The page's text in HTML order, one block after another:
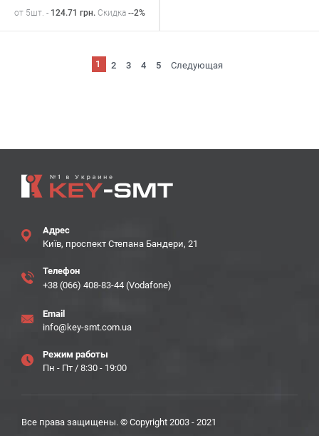
от 5шт. - 124.71 грн. Скидка --2%
1 2 3 4 5 Следующая
Адрес
Київ, проспект Степана Бандери, 21
Телефон
+38 (066) 408-83-44 (Vodafone)
Email
info@key-smt.com.ua
Режим работы
Пн - Пт / 8:30 - 19:00
Все права защищены. © Copyright 2003 - 2021